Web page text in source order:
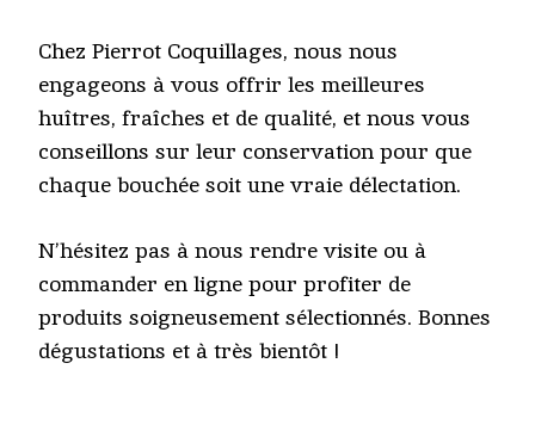
Chez Pierrot Coquillages, nous nous
engageons à vous offrir les meilleures
huîtres, fraîches et de qualité, et nous vous
conseillons sur leur conservation pour que
chaque bouchée soit une vraie délectation.
N’hésitez pas à nous rendre visite ou à
commander en ligne pour profiter de
produits soigneusement sélectionnés. Bonnes
dégustations et à très bientôt !